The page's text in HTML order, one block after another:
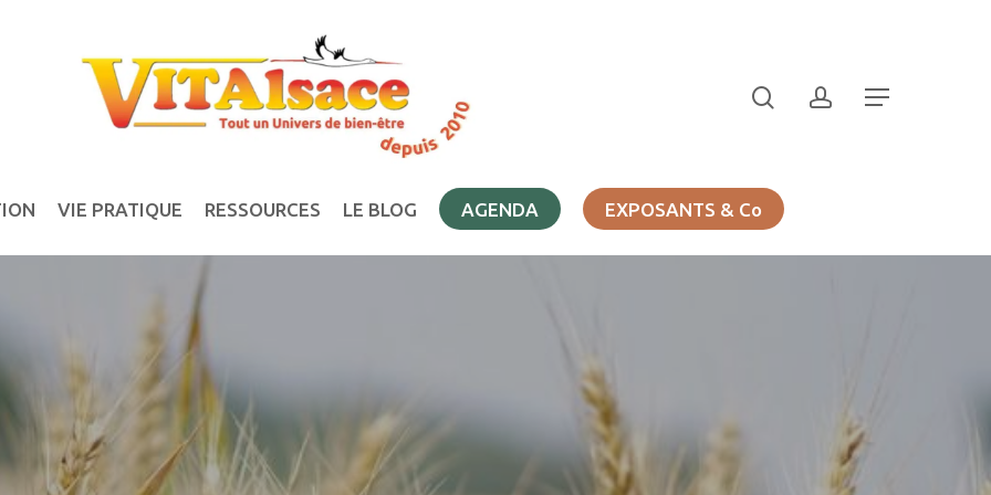
Menu
VIE PRATIQUE RESSOURCES LE BLOG AGENDA EXPOSANTS & Co